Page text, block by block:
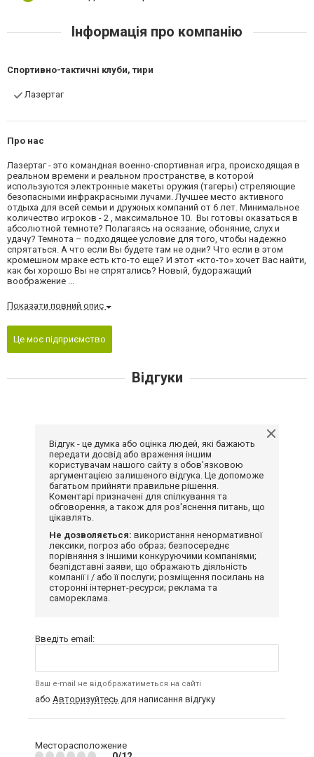
Інформація про компанію
Спортивно-тактичні клуби, тири
Лазертаг
Про нас
Лазертаг - это командная военно-спортивная игра, происходящая в
реальном времени и реальном пространстве, в которой
используются электронные макеты оружия (тагеры) стреляющие
безопасными инфракрасными лучами. Лучшее место активного
отдыха для всей семьи и дружных компаний от 6 лет. Минимальное
количество игроков - 2 , максимальное 10. Вы готовы оказаться в
абсолютной темноте? Полагаясь на осязание, обоняние, слух и
удачу? Темнота – подходящее условие для того, чтобы надежно
спрятаться. А что если Вы будете там не одни? Что если в этом
кромешном мраке есть кто-то еще? И этот «кто-то» хочет Вас найти,
как бы хорошо Вы не спрятались? Новый, будоражащий
воображение ...
Показати повний опис
Це моє підприємство
Відгуки
Відгук - це думка або оцінка людей, які бажають
передати досвід або враження іншим
користувачам нашого сайту з обов'язковою
аргументацією залишеного відгука. Це допоможе
багатьом прийняти правильне рішення.
Коментарі призначені для спілкування та
обговорення, а також для роз'яснення питань, що
цікавлять.
Не дозволяється: використання ненормативної
лексики, погроз або образ; безпосереднє
порівняння з іншими конкуруючими компаніями;
безпідставні заяви, що ображають діяльність
компанії і / або її послуги; розміщення посилань на
сторонні інтернет-ресурси; реклама та
самореклама.
Введіть email:
Ваш e-mail не відображатиметься на сайті
або Авторизуйтесь для написання відгуку
Месторасположение